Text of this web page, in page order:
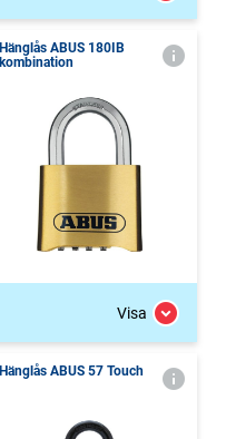
Hänglås ABUS 180IB
kombination
Visa
Hänglås ABUS 57 Touch